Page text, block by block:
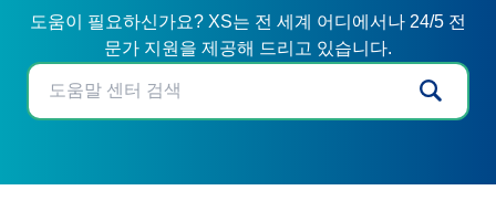
도움이 필요하신가요? XS는 전 세계 어디에서나 24/5 전
문가 지원을 제공해 드리고 있습니다.